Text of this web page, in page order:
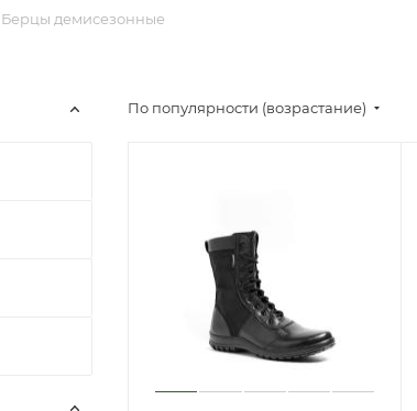
Берцы демисезонные
По популярности (возрастание)